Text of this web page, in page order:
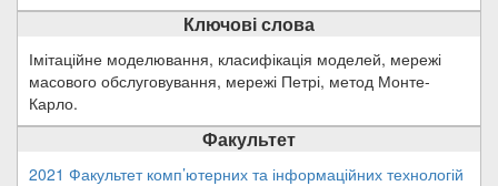
Ключові слова
Імітаційне моделювання, класифікація моделей, мережі
масового обслуговування, мережі Петрі, метод Монте-
Карло.
Факультет
2021 Факультет комп’ютерних та інформаційних технологій